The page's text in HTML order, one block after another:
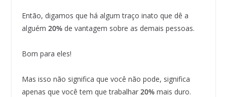
Então, digamos que há algum traço inato que dê a
alguém 20%de vantagem sobre as demais pessoas.
Bom para eles!
Mas isso não significa que você não pode, significa
apenas que você tem que trabalhar 20%mais duro.